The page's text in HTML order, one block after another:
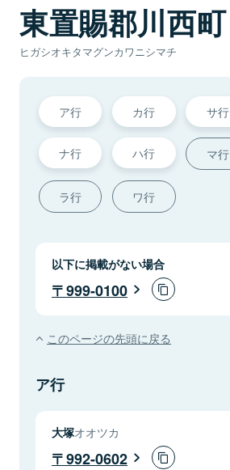
東置賜郡川西町
ヒガシオキタマグンカワニシマチ
ア行 カ行 サ行
ナ行 ハ行 マ行
ラ行 ワ行
以下に掲載がない場合
999-0100
このページの先頭に戻る
ア行
大塚オオツカ
992-0602